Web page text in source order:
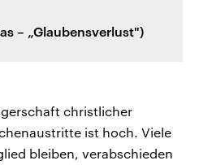
– „Glaubensverlust")
christlicher
ist hoch. Viele
bleiben, verabschieden